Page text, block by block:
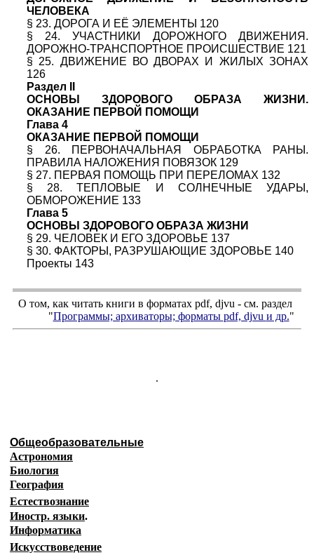
ЧЕЛОВЕКА
§ 23. ДОРОГА И ЕЁ ЭЛЕМЕНТЫ 120
§ 24. УЧАСТНИКИ ДОРОЖНОГО ДВИЖЕНИЯ.
ДОРОЖНО-ТРАНСПОРТНОЕ ПРОИСШЕСТВИЕ 121
§ 25. ДВИЖЕНИЕ ВО ДВОРАХ И ЖИЛЫХ ЗОНАХ
126
Раздел II
ОСНОВЫ ЗДОРОВОГО ОБРАЗА ЖИЗНИ.
ОКАЗАНИЕ ПЕРВОЙ ПОМОЩИ
Глава 4
ОКАЗАНИЕ ПЕРВОЙ ПОМОЩИ
§ 26. ПЕРВОНАЧАЛЬНАЯ ОБРАБОТКА РАНЫ.
ПРАВИЛА НАЛОЖЕНИЯ ПОВЯЗОК 129
§ 27. ПЕРВАЯ ПОМОЩЬ ПРИ ПЕРЕЛОМАХ 132
§ 28. ТЕПЛОВЫЕ И СОЛНЕЧНЫЕ УДАРЫ,
ОБМОРОЖЕНИЕ 133
Глава 5
ОСНОВЫ ЗДОРОВОГО ОБРАЗА ЖИЗНИ
§ 29. ЧЕЛОВЕК И ЕГО ЗДОРОВЬЕ 137
§ 30. ФАКТОРЫ, РАЗРУШАЮЩИЕ ЗДОРОВЬЕ 140
Проекты 143
О том, как читать книги в форматах pdf, djvu - см. раздел
"Программы; архиваторы; форматы pdf, djvu и др."
.
Общеобразовательные
Астрономия
Биология
География
Естествознание
Иностр. языки.
Информатика
Искусствоведение